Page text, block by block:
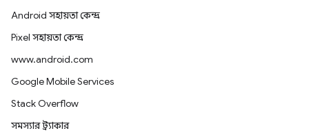
Android সহায়তা কেন্দ্র
Pixel সহায়তা কেন্দ্র
www.android.com
Google Mobile Services
Stack Overflow
সমস্যার ট্র্যাকার